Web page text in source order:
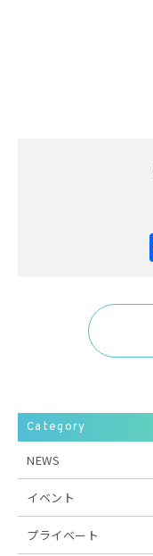
Category
NEWS
イベント
プライベート